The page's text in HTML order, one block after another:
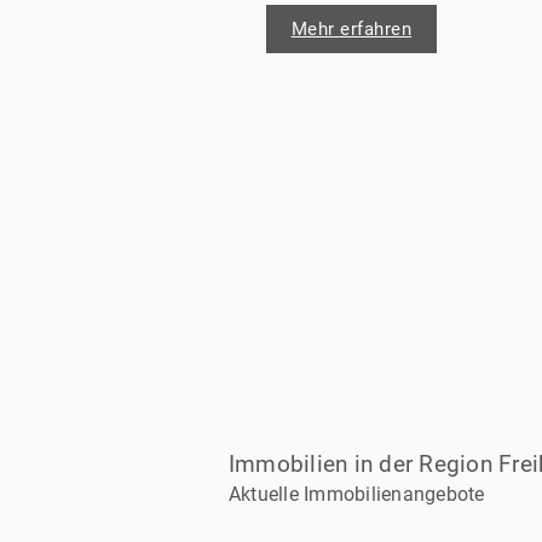
heute im Raum Kirchzarten,
Oberried oder Stegen eine
Mehr erfahren
Immobilien in der Region
Aktuelle Immobilienangebote